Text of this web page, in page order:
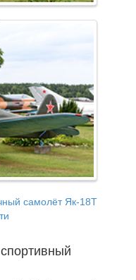
самолёт Як-18Т